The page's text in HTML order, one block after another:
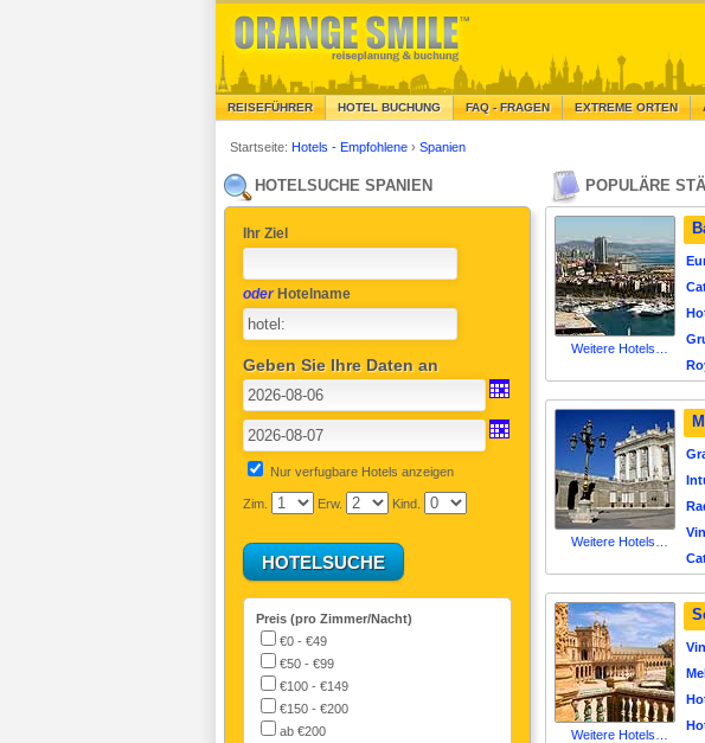
REISEFÜHRER HOTEL BUCHUNG FAQ - FRAGEN EXTREME ORTEN
Startseite:Hotels - Empfohlene›Spanien
HOTELSUCHE SPANIEN
Ihr Ziel
oderHotelname
Geben Sie Ihre Daten an
Nur verfugbare Hotels anzeigen
Zim. Erw. Kind.
Preis (pro Zimmer/Nacht)
€0 - €49
€50 - €99
€100 - €149
€150 - €200
ab €200
POPULÄRE
Weitere Hotels…
Weitere Hotels…
Weitere Hotels…